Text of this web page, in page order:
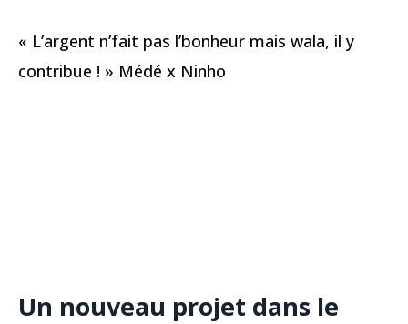
« L’argent n’fait pas l’bonheur mais wala, il y
contribue ! » Médé x Ninho
Un nouveau projet dans le